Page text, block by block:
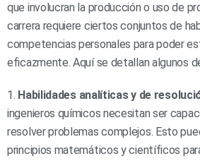
que involucran la producción o uso de
carrera requiere ciertos conjuntos de
competencias personales para poder
eficazmente. Aquí se detallan algunos
1. Habilidades analíticas y de
ingenieros químicos necesitan ser
resolver problemas complejos. Esto
principios matemáticos y científicos